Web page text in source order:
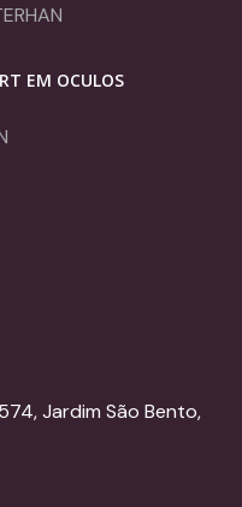
EM ÓCULOS
Jardim São Bento,